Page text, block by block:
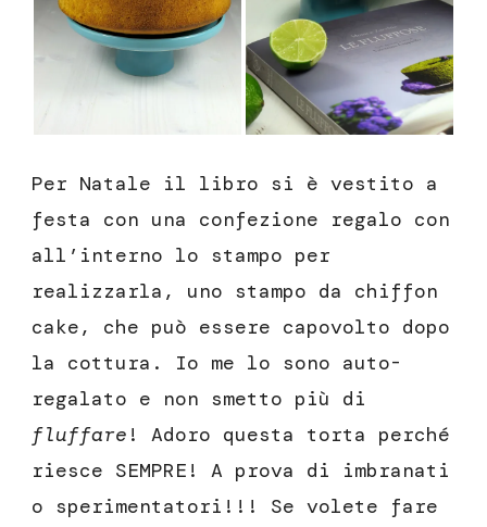
Per Natale il libro si è vestito a
festa con una confezione regalo con
all’interno lo stampo per
realizzarla, uno stampo da chiffon
cake, che può essere capovolto dopo
la cottura. Io me lo sono auto-
regalato e non smetto più di
fluffare ! Adoro questa torta perché
riesce SEMPRE! A prova di imbranati
o sperimentatori!!! Se volete fare